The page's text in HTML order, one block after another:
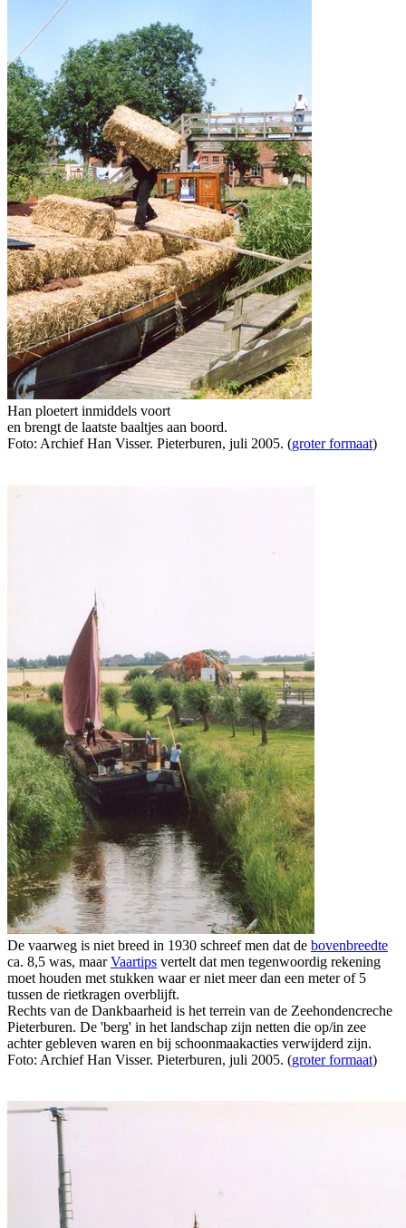
Han ploetert inmiddels voort
en brengt de laatste baaltjes aan boord.
Foto: Archief Han Visser. Pieterburen, juli 2005. (groter formaat)
De vaarweg is niet breed in 1930 schreef men dat de bovenbreedte
ca. 8,5 was, maarVaartips vertelt dat men tegenwoordig rekening
moet houden met stukken waar er niet meer dan een meter of 5
tussen de rietkragen overblijft.
Rechts van de Dankbaarheid is het terrein van de Zeehondencreche
Pieterburen. De 'berg' in het landschap zijn netten die op/in zee
achter gebleven waren en bij schoonmaakacties verwijderd zijn.
Foto: Archief Han Visser. Pieterburen, juli 2005. (groter formaat)